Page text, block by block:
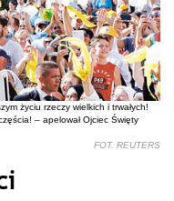
życiu rzeczy wielkich i trwałych!
– apelował Ojciec Święty
FOT. REUTERS